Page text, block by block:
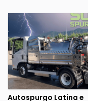
Autospurgo Latina e